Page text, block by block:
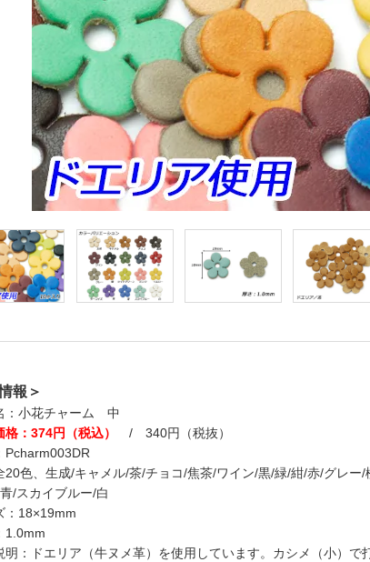
報＞
：小花チャーム 中
：374円（税込）
/ 340円（税抜）
色、生成/キャメル/茶/チョコ/焦茶/ワイン/黒/緑/紺/赤/グレー
/スカイブルー/白
18×19mm
：ドエリア（牛ヌメ革）を使用しています。カシメ（小）で